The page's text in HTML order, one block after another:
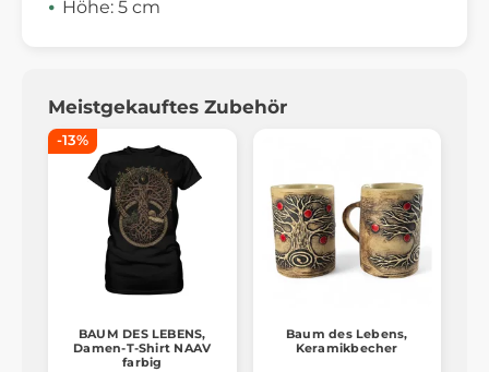
Höhe: 5 cm
Meistgekauftes Zubehör
-13%
BAUM DES LEBENS,
Damen-T-Shirt NAAV
farbig
Baum des Lebens,
Keramikbecher